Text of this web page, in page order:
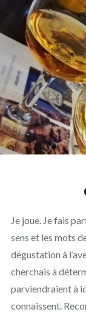
Je joue. Je fais
sens et les mots
dégustation à
cherchais à
parviendraient à
connaissent.